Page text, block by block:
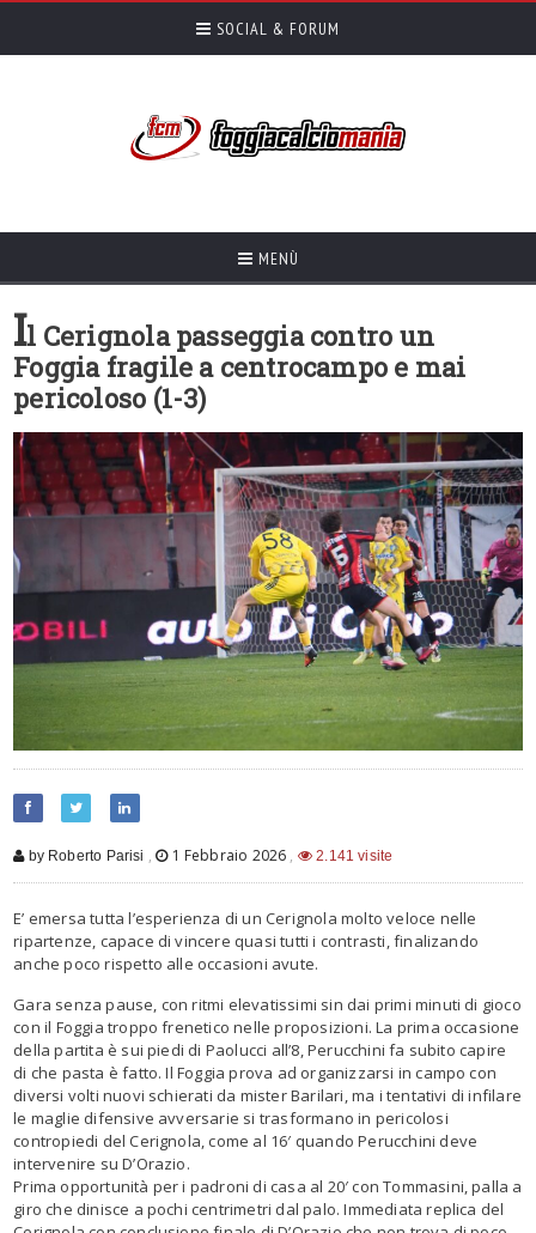
SOCIAL & FORUM
MENÙ
Il Cerignola passeggia contro un
Foggia fragile a centrocampo e mai
pericoloso (1-3)
by Roberto Parisi , 1 Febbraio 2026 , 2.141 visite
E’ emersa tutta l’esperienza di un Cerignola molto veloce nelle
ripartenze, capace di vincere quasi tutti i contrasti, finalizando
anche poco rispetto alle occasioni avute.
Gara senza pause, con ritmi elevatissimi sin dai primi minuti di gioco
con il Foggia troppo frenetico nelle proposizioni. La prima occasione
della partita è sui piedi di Paolucci all’8, Perucchini fa subito capire
di che pasta è fatto. Il Foggia prova ad organizzarsi in campo con
diversi volti nuovi schierati da mister Barilari, ma i tentativi di infilare
le maglie difensive avversarie si trasformano in pericolosi
contropiedi del Cerignola, come al 16′ quando Perucchini deve
intervenire su D’Orazio.
Prima opportunità per i padroni di casa al 20′ con Tommasini, palla a
giro che dinisce a pochi centrimetri dal palo. Immediata replica del